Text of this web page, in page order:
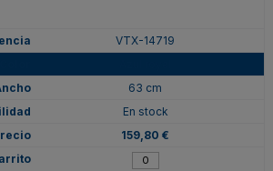
VTX-14719
63 cm
En stock
159,80 €